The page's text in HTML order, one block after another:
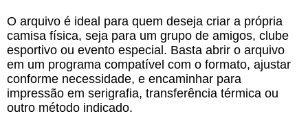
O arquivo é ideal para quem deseja criar a própria
camisa física, seja para um grupo de amigos, clube
esportivo ou evento especial. Basta abrir o arquivo
em um programa compatível com o formato, ajustar
conforme necessidade, e encaminhar para
impressão em serigrafia, transferência térmica ou
outro método indicado.